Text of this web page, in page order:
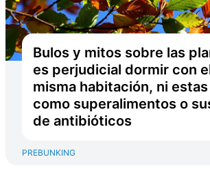
Bulos y mitos sobre las
es perjudicial dormir con
misma habitación, ni
como superalimentos o
de antibióticos
PREBUNKING